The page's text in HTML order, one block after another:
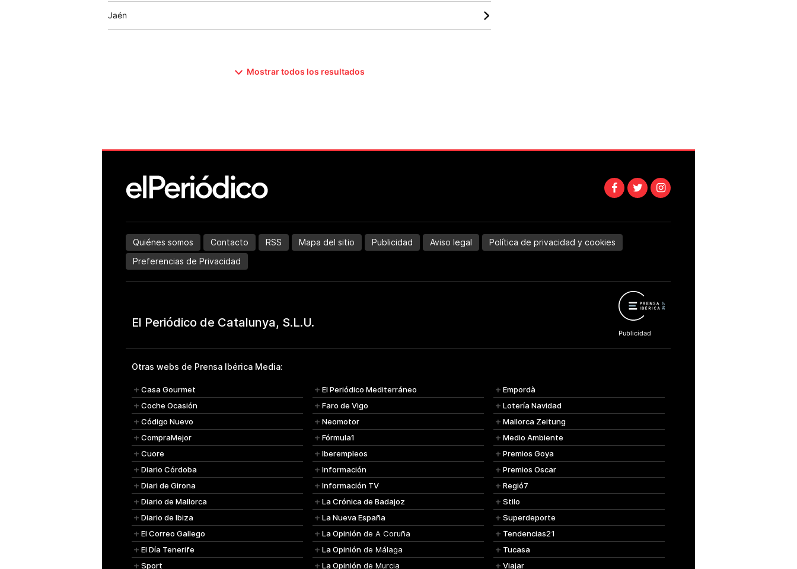
Jaén
Mostrar todos los resultados
Quiénes somos Contacto RSS Mapa del sitio Publicidad Aviso legal
Política de privacidad y cookies
Preferencias de Privacidad
Otras webs de Prensa Ibérica Media:
Casa Gourmet
Coche Ocasión
Código Nuevo
CompraMejor
Cuore
Diario Córdoba
Diari de Girona
Diario de Mallorca
Diario de Ibiza
El Correo Gallego
El Día Tenerife
Sport
El Periódico Mediterráneo
Faro de Vigo
Neomotor
Fórmula1
Iberempleos
Información
Información TV
La Crónica de Badajoz
La Nueva España
La Opinión de A Coruña
La Opinión de Málaga
La Opinión de Murcia
Empordà
Lotería Navidad
Mallorca Zeitung
Medio Ambiente
Premios Goya
Premios Oscar
Regió7
Stilo
Superdeporte
Tendencias21
Tucasa
Viajar